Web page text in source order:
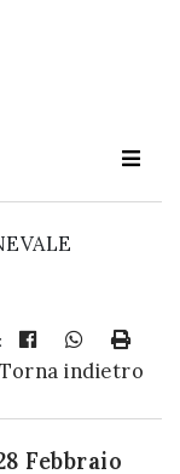
Torna indietro
Febbraio